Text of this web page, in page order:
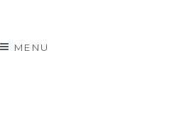
MENU